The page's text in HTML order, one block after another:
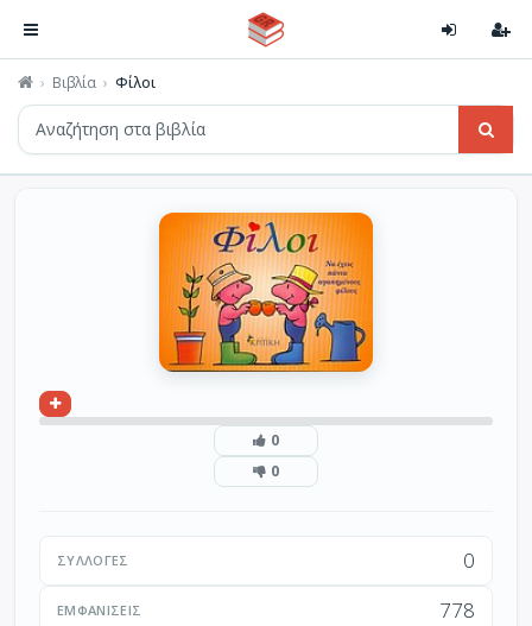
Βιβλία Φίλοι
0
0
ΣΥΛΛΟΓΈΣ 0
ΕΜΦΑΝΊΣΕΙΣ 778